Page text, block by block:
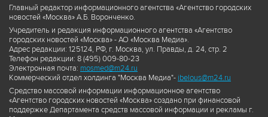
Главный редактор информационного агентства «Агентство городских
новостей «Москва» А.Б. Воронченко.
Учредитель и редакция информационного агентства «Агентство
городских новостей «Москва» - АО «Москва Медиа».
Адрес редакции: 125124, РФ, г. Москва, ул. Правды, д. 24, стр. 2
Телефон редакции: 8 (495) 009-80-23
Электронная почта: mosmed@m24.ru
Коммерческий отдел холдинга "Москва Медиа"- ibelous@m24.ru
Средство массовой информации информационное агентство
«Агентство городских новостей «Москва» создано при финансовой
поддержке Департамента средств массовой информации и рекламы г.